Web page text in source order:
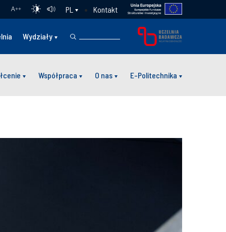
A++ PL Kontakt
Wydziały
Współpraca O nas E-Politechnika